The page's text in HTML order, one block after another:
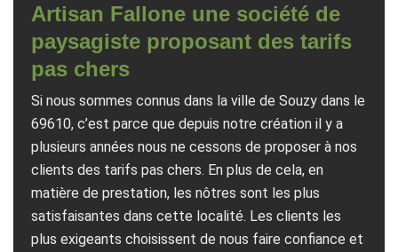
Artisan Fallone une société de
paysagiste proposant des tarifs
pas chers
Si nous sommes connus dans la ville de Souzy dans le
69610, c’est parce que depuis notre création il y a
plusieurs années nous ne cessons de proposer à nos
clients des tarifs pas chers. En plus de cela, en
matière de prestation, les nôtres sont les plus
satisfaisantes dans cette localité. Les clients les
plus exigeants choisissent de nous faire confiance et